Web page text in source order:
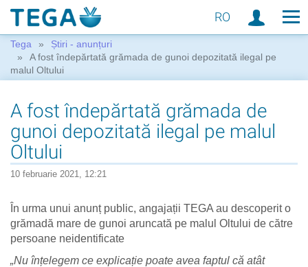
RO
Tega
Știri - anunțuri
A fost îndepărtată grămada de gunoi depozitată ilegal pe
malul Oltului
A fost îndepărtată grămada de
gunoi depozitată ilegal pe malul
Oltului
10 februarie 2021, 12:21
În urma unui anunț public, angajații TEGA au descoperit o
grămadă mare de gunoi aruncată pe malul Oltului de către
persoane neidentificate
„Nu înțelegem ce explicație poate avea faptul că atât